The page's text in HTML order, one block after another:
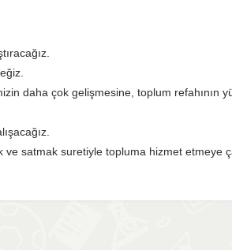
daha çok gelişmesine, toplum refahının
satmak suretiyle topluma hizmet etmeye